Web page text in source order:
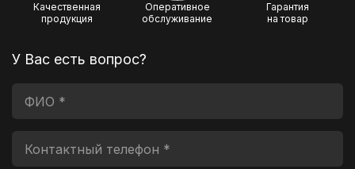
Качественная
продукция
Оперативное
обслуживание
Гарантия
на товар
У Вас есть вопрос?